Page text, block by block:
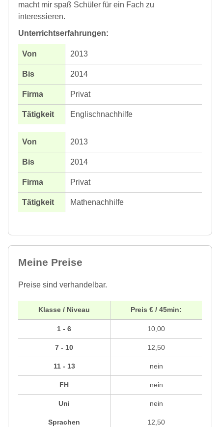
macht mir spaß Schüler für ein Fach zu
interessieren.
Unterrichtserfahrungen:
2013
2014
Privat
Englischnachhilfe
2013
2014
Privat
Mathenachhilfe
Meine Preise
Preise sind verhandelbar.
Klasse / Niveau
1 - 6
7 - 10
11 - 13
FH
Uni
Sprachen
Preis € / 45min:
10,00
12,50
nein
nein
nein
12,50